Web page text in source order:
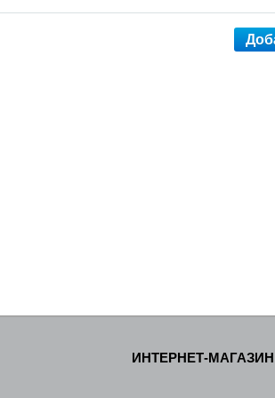
ИНТЕРНЕТ-МАГАЗИН